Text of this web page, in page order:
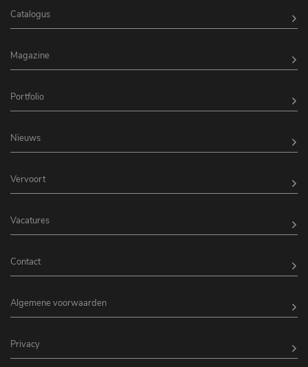
Catalogus
Magazine
Portfolio
Nieuws
Vervoort
Vacatures
Contact
Algemene voorwaarden
Privacy